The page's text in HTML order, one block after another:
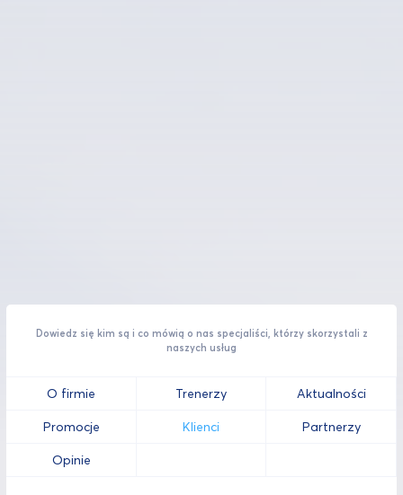
Dowiedz się kim są i co mówią o nas specjaliści, którzy skorzystali z
naszych usług
O firmie Trenerzy Aktualności
Promocje Klienci Partnerzy
Opinie